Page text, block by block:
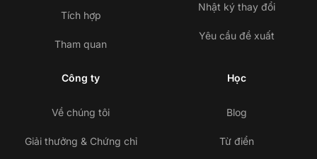
Tích hợp
Tham quan
Nhật ký thay đổi
Yêu cầu đề xuất
Công ty
Về chúng tôi
Giải thưởng & Chứng chỉ
Học
Blog
Từ điển